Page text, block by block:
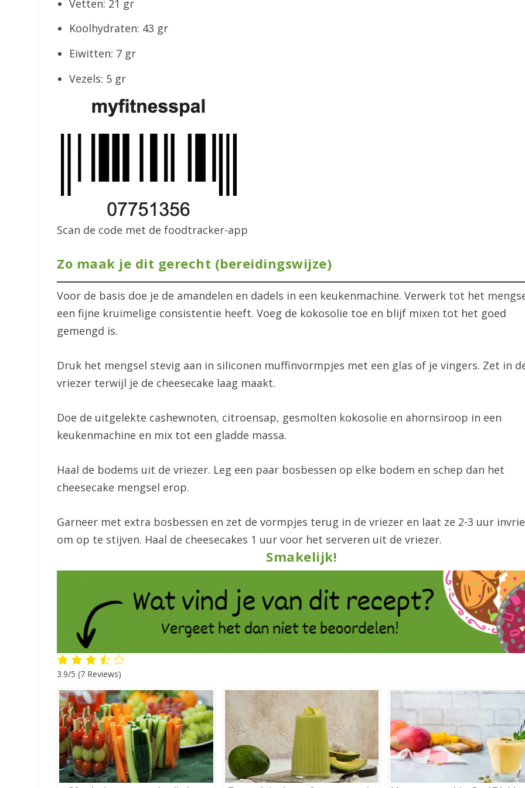
Vetten: 21 gr
Koolhydraten: 43 gr
Eiwitten: 7 gr
Vezels: 5 gr
Scan de code met de foodtracker-app
Zo maak je dit gerecht (bereidingswijze)
Voor de basis doe je de amandelen en dadels in een keukenmachine. Verwerk tot het
een fijne kruimelige consistentie heeft. Voeg de kokosolie toe en blijf mixen tot het goed
gemengd is.
Druk het mengsel stevig aan in siliconen muffinvormpjes met een glas of je vingers. Zet in
vriezer terwijl je de cheesecake laag maakt.
Doe de uitgelekte cashewnoten, citroensap, gesmolten kokosolie en ahornsiroop in een
keukenmachine en mix tot een gladde massa.
Haal de bodems uit de vriezer. Leg een paar bosbessen op elke bodem en schep dan het
cheesecake mengsel erop.
Garneer met extra bosbessen en zet de vormpjes terug in de vriezer en laat ze 2-3 uur
om op te stijven. Haal de cheesecakes 1 uur voor het serveren uit de vriezer.
Smakelijk!
3.9/5(7 Reviews)